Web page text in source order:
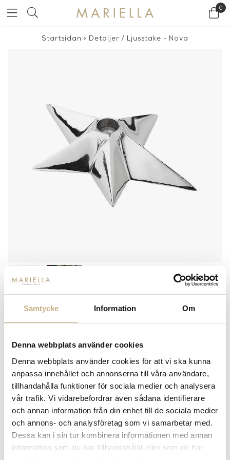
Samtycke Information Om
Denna webbplats använder cookies
Denna webbplats använder cookies för att vi ska kunna
anpassa innehållet och annonserna till våra användare,
tillhandahålla funktioner för sociala medier och analysera
vår trafik. Vi vidarebefordrar även sådana identifierare
och annan information från din enhet till de sociala medier
och annons- och analysföretag som vi samarbetar med.
Dessa kan i sin tur kombinera informationen med annan
information som du har tillhandahållit eller som de har
0
Startsidan > Detaljer / Ljusstake - Nova
LJUSSTAKE - NOVA
549kr
+
- LÄGG I VARUKORG
Lagerstatus: I lager
14 dagars returrätt på lagervaror. Läs mer
Leverans inom 3-5 arbetsdagar på lagervaror
Få10% välkomstrabattnär du registrerar dig för vårt
nyhetsbrev